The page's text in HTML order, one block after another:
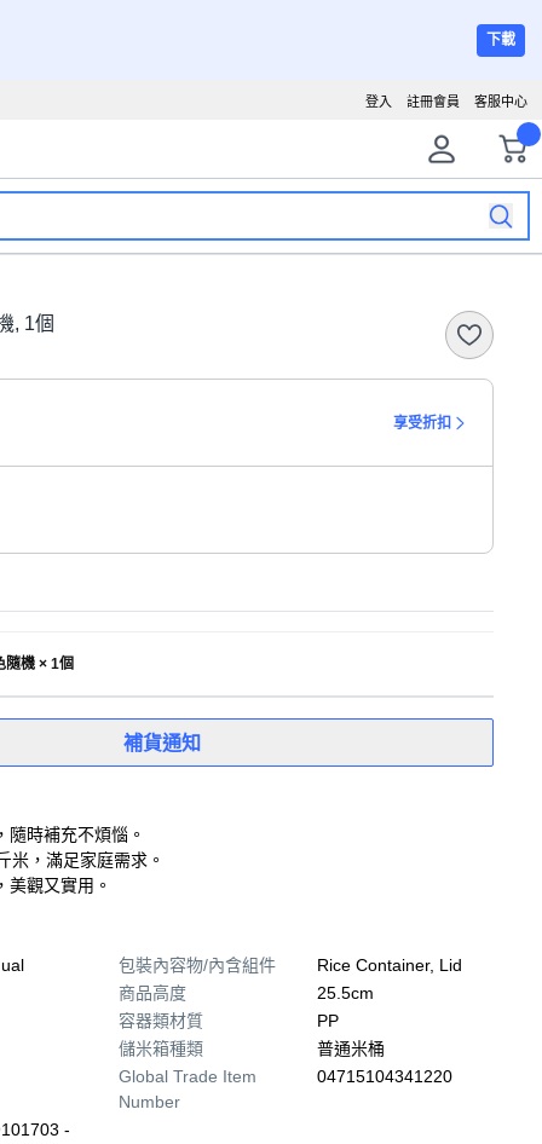
下載
客服中心
註冊會員
登入
, 1個
享受折扣
機 × 1個
補貨通知
時補充不煩惱。
米，滿足家庭需求。
美觀又實用。
-
包裝內容物/內含組件
Rice Container, Lid
商品高度
25.5cm
容器類材質
PP
儲米箱種類
普通米桶
Global Trade Item
Number
04715104341220